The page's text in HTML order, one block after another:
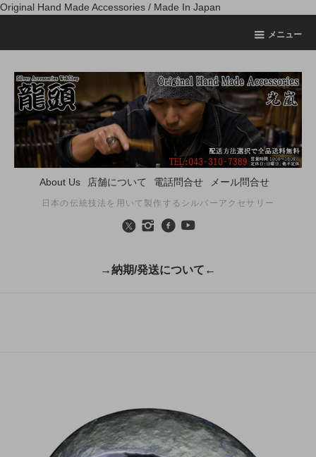
Original Hand Made Accessories / Made In Japan
メニュー
About Us 店舗について 電話問合せ メール問合せ
日本の伝統技法を用いて製作するシルバーアクセサリー
→納期/発送について←